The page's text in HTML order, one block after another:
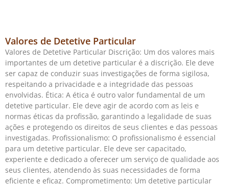
Valores de Detetive Particular
Valores de Detetive Particular Discrição: Um dos valores mais
importantes de um detetive particular é a discrição. Ele deve
ser capaz de conduzir suas investigações de forma sigilosa,
respeitando a privacidade e a integridade das pessoas
envolvidas. Ética: A ética é outro valor fundamental de um
detetive particular. Ele deve agir de acordo com as leis e
normas éticas da profissão, garantindo a legalidade de suas
ações e protegendo os direitos de seus clientes e das pessoas
investigadas. Profissionalismo: O profissionalismo é essencial
para um detetive particular. Ele deve ser capacitado,
experiente e dedicado a oferecer um serviço de qualidade aos
seus clientes, atendendo às suas necessidades de forma
eficiente e eficaz. Comprometimento: Um detetive particular